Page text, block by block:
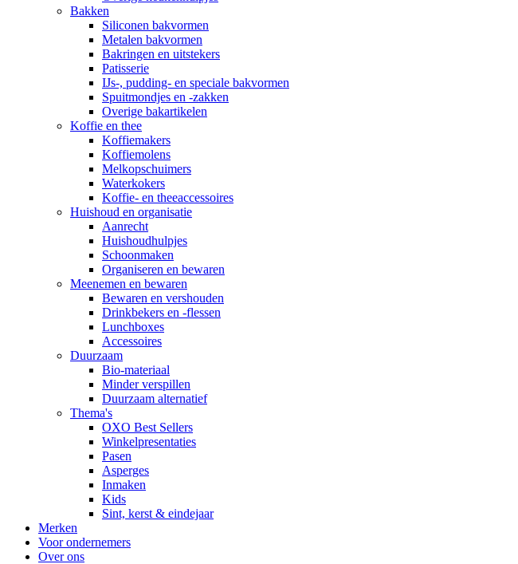
Bakken
Siliconen bakvormen
Metalen bakvormen
Bakringen en uitstekers
Patisserie
IJs-, pudding- en speciale bakvormen
Spuitmondjes en -zakken
Overige bakartikelen
Koffie en thee
Koffiemakers
Koffiemolens
Melkopschuimers
Waterkokers
Koffie- en theeaccessoires
Huishoud en organisatie
Aanrecht
Huishoudhulpjes
Schoonmaken
Organiseren en bewaren
Meenemen en bewaren
Bewaren en vershouden
Drinkbekers en -flessen
Lunchboxes
Accessoires
Duurzaam
Bio-materiaal
Minder verspillen
Duurzaam alternatief
Thema's
OXO Best Sellers
Winkelpresentaties
Pasen
Asperges
Inmaken
Kids
Sint, kerst & eindejaar
Merken
Voor ondernemers
Over ons